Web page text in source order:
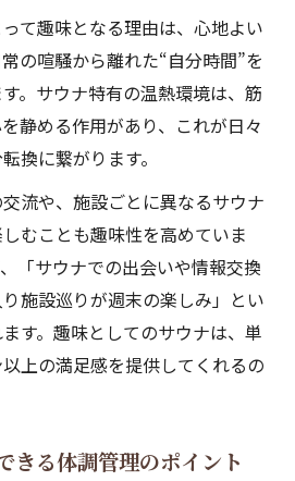
て趣味となる理由は、心地よい
の喧騒から離れた“自分時間”を
。サウナ特有の温熱環境は、筋
静める作用があり、これが日々
換に繋がります。
流や、施設ごとに異なるサウナ
むことも趣味性を高めていま
「サウナでの出会いや情報交換
施設巡りが週末の楽しみ」とい
す。趣味としてのサウナは、単
上の満足感を提供してくれるの
きる体調管理のポイント